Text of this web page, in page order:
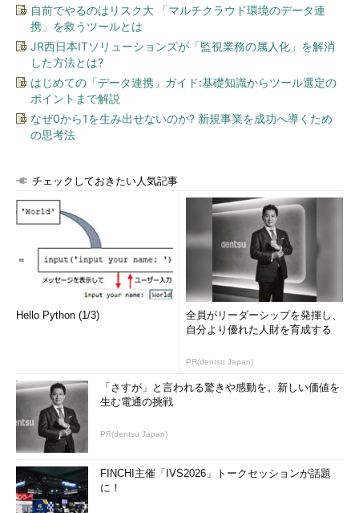
不正アクセスで逮捕された少年、現在は「ホワ
イトハッカー」に
自前でやるのはリスク大 「マルチクラウド環境のデータ連
携」を救うツールとは
JR西日本ITソリューションズが「監視業務の属人化」を解消
した方法とは?
はじめての「データ連携」ガイド:基礎知識からツール選定の
ポイントまで解説
なぜ0から1を生み出せないのか? 新規事業を成功へ導くため
の思考法
チェックしておきたい人気記事
Hello Python (1/3)
全員がリーダーシップを発揮し、
自分より優れた人財を育成する
PR(dentsu Japan)
「さすが」と言われる驚きや感動を。新しい価値を
生む電通の挑戦
PR(dentsu Japan)
FINCHI主催「IVS2026」トークセッションが話題
に！